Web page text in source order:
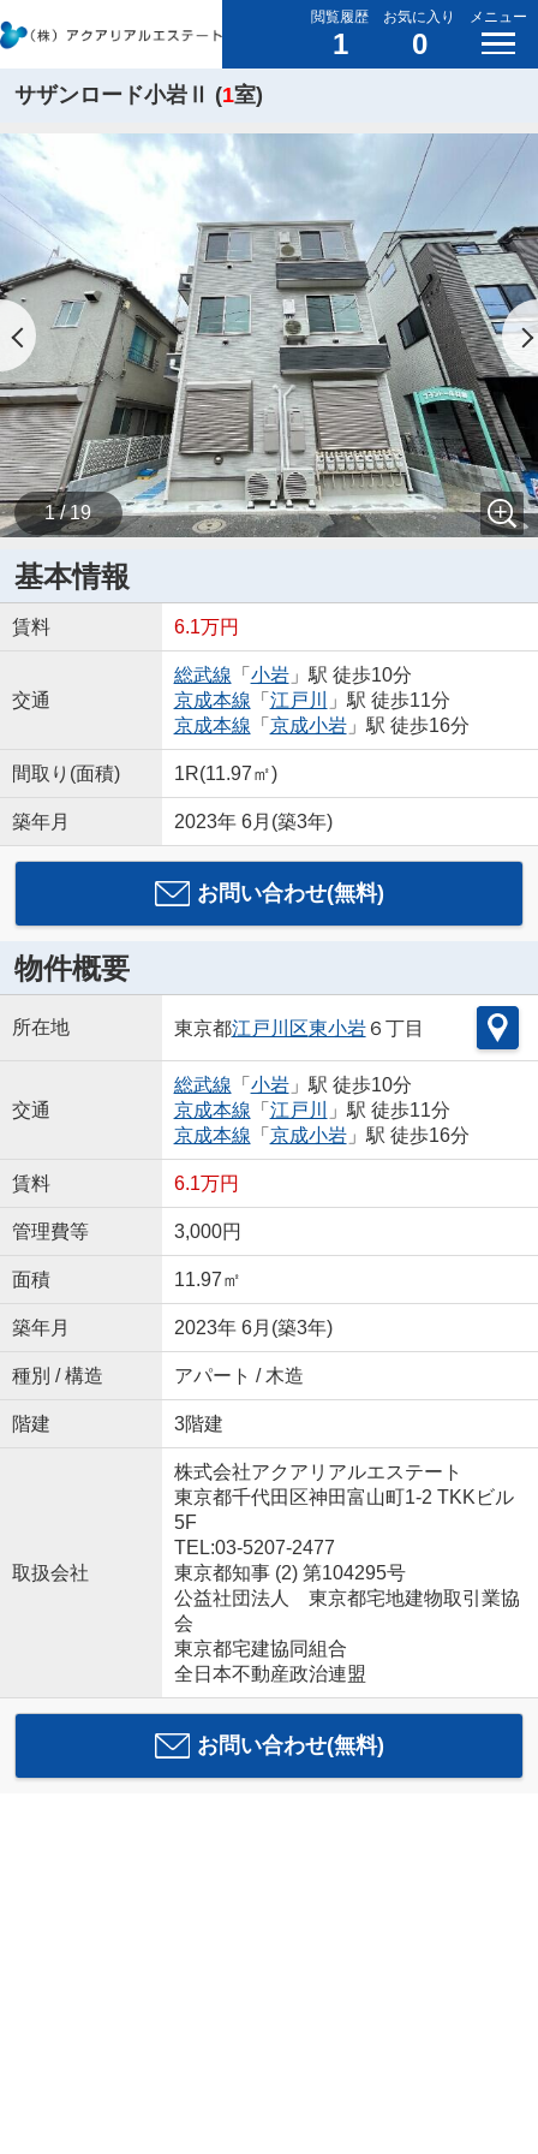
閲覧履歴
1
お気に入り
0
メニュー
サザンロード小岩Ⅱ (1室)
1 / 19
基本情報
賃料 6.1万円
交通
総武線 「 小岩」駅 徒歩10分
京成本線 「 江戸川
」駅 徒歩11分
京成本線 「 京成小岩」駅 徒歩16分
間取り(面積) 1R(11.97㎡)
築年月 2023年 6月(築3年)
お問い合わせ(無料)
物件概要
所在地 東京都江戸川区東小岩６丁目
交通
総武線 「 小岩」駅 徒歩10分
京成本線 「 江戸川
」駅 徒歩11分
京成本線 「 京成小岩」駅 徒歩16分
賃料 6.1万円
管理費等 3,000円
面積 11.97㎡
築年月 2023年 6月(築3年)
種別 / 構造 アパート / 木造
階建 3階建
取扱会社
株式会社アクアリアルエステート
東京都千代田区神田富山町1-2 TKKビル
5F
TEL:03-5207-2477
東京都知事 (2) 第104295号
公益社団法人 東京都宅地建物取引業協
会
東京都宅建協同組合
全日本不動産政治連盟
お問い合わせ(無料)